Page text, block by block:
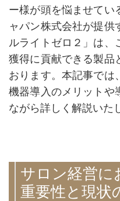
ー様が頭を悩ませてい
ャパン株式会社が提供
ルライトゼロ２」は、
獲得に貢献できる製品
おります。本記事では
機器導入のメリットや
ながら詳しく解説いた
サロン経営に
重要性と現状